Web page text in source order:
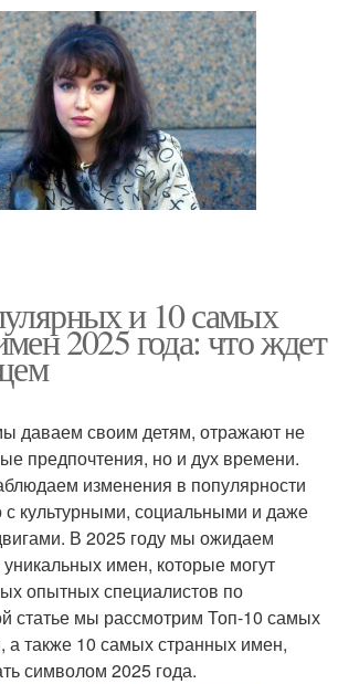
и 10 самых
2025 года: что ждет
даваем своим детям, отражают не
предпочтения, но и дух времени.
изменения в популярности
с культурными, социальными и даже
В 2025 году мы ожидаем
имен, которые могут
опытных специалистов по
статье мы рассмотрим Топ-10 самых
а также 10 самых странных имен,
символом 2025 года.